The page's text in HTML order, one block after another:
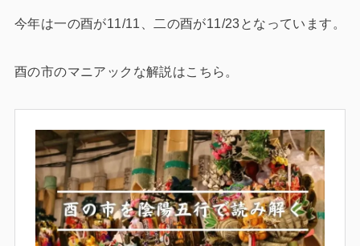
今年は一の酉が11/11、二の酉が11/23となっています。
酉の市のマニアックな解説はこちら。